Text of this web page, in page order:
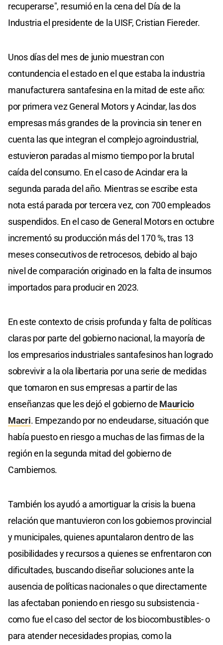
recuperarse", resumió en la cena del Día de la
Industria el presidente de la UISF, Cristian Fiereder.
Unos días del mes de junio muestran con
contundencia el estado en el que estaba la industria
manufacturera santafesina en la mitad de este año:
por primera vez General Motors y Acindar, las dos
empresas más grandes de la provincia sin tener en
cuenta las que integran el complejo agroindustrial,
estuvieron paradas al mismo tiempo por la brutal
caída del consumo. En el caso de Acindar era la
segunda parada del año. Mientras se escribe esta
nota está parada por tercera vez, con 700 empleados
suspendidos. En el caso de General Motors en octubre
incrementó su producción más del 170 %, tras 13
meses consecutivos de retrocesos, debido al bajo
nivel de comparación originado en la falta de insumos
importados para producir en 2023.
En este contexto de crisis profunda y falta de políticas
claras por parte del gobierno nacional, la mayoría de
los empresarios industriales santafesinos han logrado
sobrevivir a la ola libertaria por una serie de medidas
que tomaron en sus empresas a partir de las
enseñanzas que les dejó el gobierno de Mauricio
Macri. Empezando por no endeudarse, situación que
había puesto en riesgo a muchas de las firmas de la
región en la segunda mitad del gobierno de
Cambiemos.
También los ayudó a amortiguar la crisis la buena
relación que mantuvieron con los gobiernos provincial
y municipales, quienes apuntalaron dentro de las
posibilidades y recursos a quienes se enfrentaron con
dificultades, buscando diseñar soluciones ante la
ausencia de políticas nacionales o que directamente
las afectaban poniendo en riesgo su subsistencia -
como fue el caso del sector de los biocombustibles- o
para atender necesidades propias, como la